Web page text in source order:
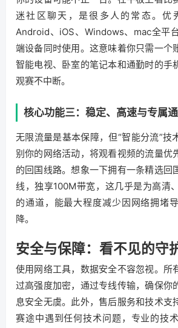
迷社区聊天，是很多人的常态。优
Android、iOS、Windows、mac全平
端设备同时使用。这意味着你只需一个
智能电视、卧室的笔记本和通勤时的手
观赛不中断。
核心功能三：稳定、高速与专属
无限流量是基本保障，但“智能分流”技
别你的网络活动，将观看视频的流量优
的回国线路。想象一下拥有一条精选回
线，独享100M带宽，这几乎是为高清
的通道，能最大程度减少因网络拥堵
降。
安全与保障：看不见的守
使用网络工具，数据安全不容忽视。所
过高强度加密，通过专线传输，确保你
息安全无虞。此外，售后服务和技术支
赛途中遇到任何技术问题，专业的技